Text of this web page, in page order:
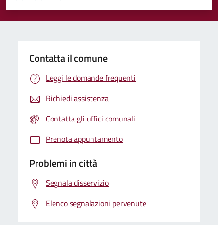
Valuta 5 stelle su 5
Valuta 4 stelle su 5
Valuta 3 stelle su 5
Valuta 2 stelle su 5
Valuta 1 stelle su 5
Contatta il comune
Leggi le domande frequenti
Richiedi assistenza
Contatta gli uffici comunali
Prenota appuntamento
Problemi in città
Segnala disservizio
Elenco segnalazioni pervenute